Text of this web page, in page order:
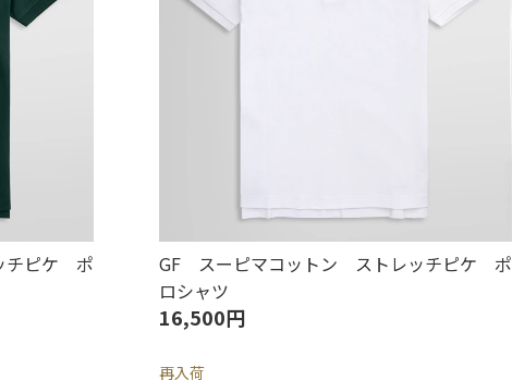
チピケ ポ
GF スーピマコットン ストレッチピケ ポ
ロシャツ
16,500円
再入荷